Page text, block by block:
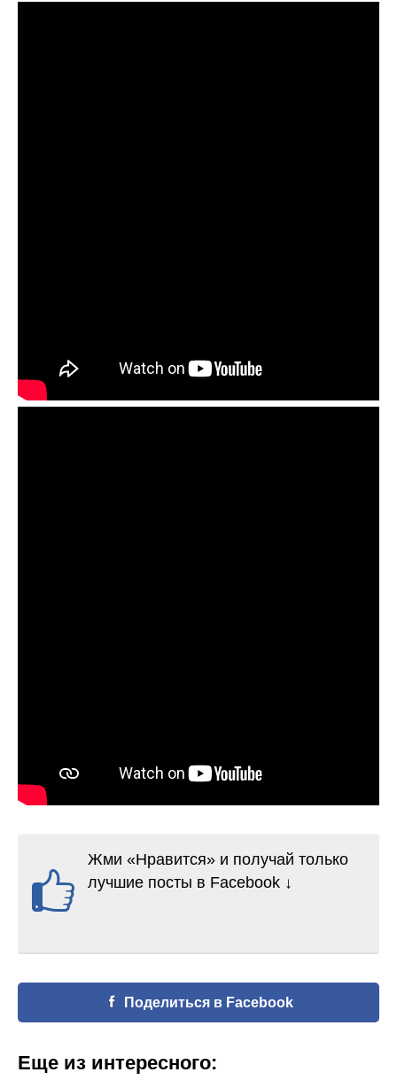
Жми «Нравится» и получай только
лучшие посты в Facebook ↓
Поделиться в Facebook
Еще из интересного: